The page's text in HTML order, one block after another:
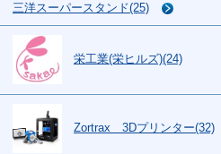
三洋スーパースタンド(25)
栄工業(栄ヒルズ)(24)
Zortrax 3Dプリンター(32)